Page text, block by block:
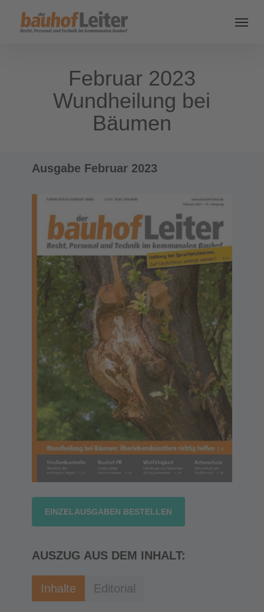
Februar 2023
Wundheilung bei
Bäumen
Ausgabe Februar 2023
EINZELAUSGABEN BESTELLEN
AUSZUG AUS DEM INHALT:
Inhalte Editorial